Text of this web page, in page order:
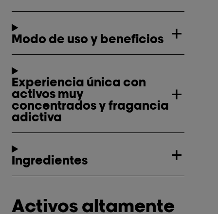
Modo de uso y beneficios
Experiencia única con
activos muy
concentrados y fragancia
adictiva
Ingredientes
Activos altamente